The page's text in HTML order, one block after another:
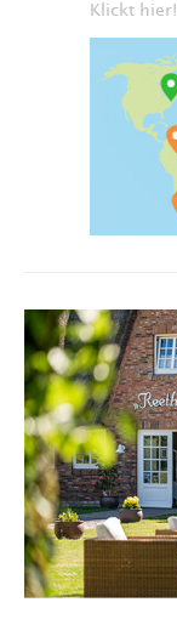
Klickt hier!